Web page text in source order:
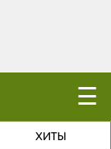
☰
ХИТЫ